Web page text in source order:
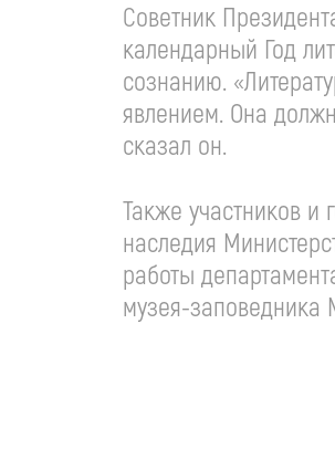
Советник
календарный Год
сознанию.
явлением. Она
сказал он.
Также участников и
наследия
работы
музея-заповедника